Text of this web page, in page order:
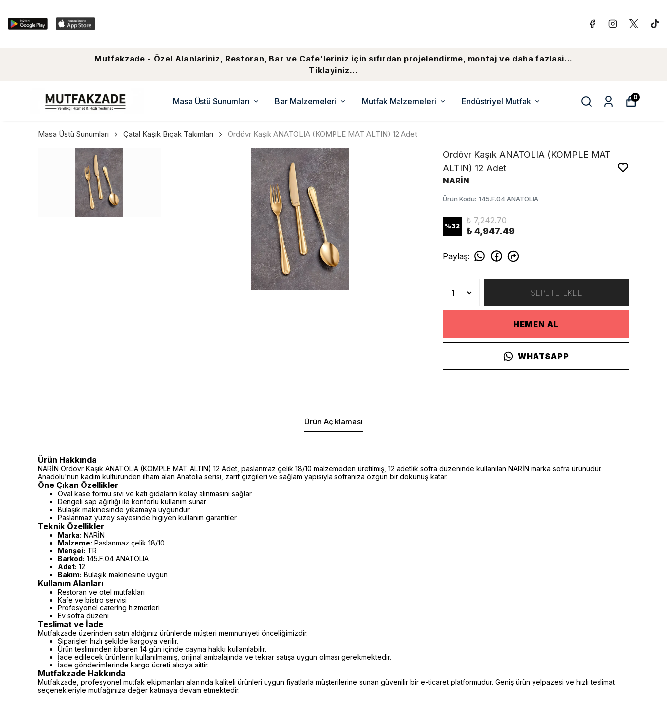
Mutfakzade - Özel Alanlariniz, Restoran, Bar ve Cafe'leriniz için sıfırdan projelendirme, montaj ve daha fazlasi...
Tiklayiniz...
Masa Üstü Sunumları Bar Malzemeleri Mutfak Malzemeleri Endüstriyel Mutfak 0
Masa Üstü Sunumları Çatal Kaşık Bıçak Takımları Ordövr Kaşık ANATOLIA (KOMPLE MAT ALTIN) 12 Adet
Ordövr Kaşık ANATOLIA (KOMPLE MAT
ALTIN) 12 Adet
NARİN
Ürün Kodu: 145.F.04 ANATOLIA
%32
₺ 7,242.70
₺ 4,947.49
Paylaş:
SEPETE EKLE
HEMEN AL
WHATSAPP
Ürün Açıklaması
Ürün Hakkında
NARİN Ordövr Kaşık ANATOLIA (KOMPLE MAT ALTIN) 12 Adet, paslanmaz çelik 18/10 malzemeden üretilmiş, 12 adetlik sofra düzeninde kullanılan NARİN marka sofra ürünüdür.
Anadolu'nun kadim kültüründen ilham alan Anatolia serisi, zarif çizgileri ve sağlam yapısıyla sofranıza özgün bir dokunuş katar.
Öne Çıkan Özellikler
Oval kase formu sıvı ve katı gıdaların kolay alınmasını sağlar
Dengeli sap ağırlığı ile konforlu kullanım sunar
Bulaşık makinesinde yıkamaya uygundur
Paslanmaz yüzey sayesinde higiyen kullanım garantiler
Teknik Özellikler
Marka: NARİN
Malzeme: Paslanmaz çelik 18/10
Menşei: TR
Barkod: 145.F.04 ANATOLIA
Adet: 12
Bakım: Bulaşık makinesine uygun
Kullanım Alanları
Restoran ve otel mutfakları
Kafe ve bistro servisi
Profesyonel catering hizmetleri
Ev sofra düzeni
Teslimat ve İade
Mutfakzade üzerinden satın aldığınız ürünlerde müşteri memnuniyeti önceliğimizdir.
Siparişler hızlı şekilde kargoya verilir.
Ürün tesliminden itibaren 14 gün içinde cayma hakkı kullanılabilir.
İade edilecek ürünlerin kullanılmamış, orijinal ambalajında ve tekrar satışa uygun olması gerekmektedir.
İade gönderimlerinde kargo ücreti alıcıya aittir.
Mutfakzade Hakkında
Mutfakzade, profesyonel mutfak ekipmanları alanında kaliteli ürünleri uygun fiyatlarla müşterilerine sunan güvenilir bir e-ticaret platformudur. Geniş ürün yelpazesi ve hızlı teslimat
seçenekleriyle mutfağınıza değer katmaya devam etmektedir.